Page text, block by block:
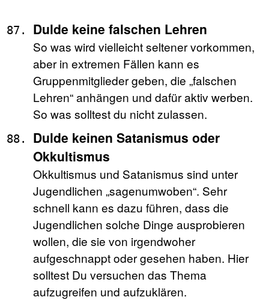
Dulde keine falschen Lehren
So was wird vielleicht seltener vorkommen,
aber in extremen Fällen kann es
Gruppenmitglieder geben, die „falschen
Lehren“ anhängen und dafür aktiv werben.
So was solltest du nicht zulassen.
Dulde keinen Satanismus oder
Okkultismus
Okkultismus und Satanismus sind unter
Jugendlichen „sagenumwoben“. Sehr
schnell kann es dazu führen, dass die
Jugendlichen solche Dinge ausprobieren
wollen, die sie von irgendwoher
aufgeschnappt oder gesehen haben. Hier
solltest Du versuchen das Thema
aufzugreifen und aufzuklären.